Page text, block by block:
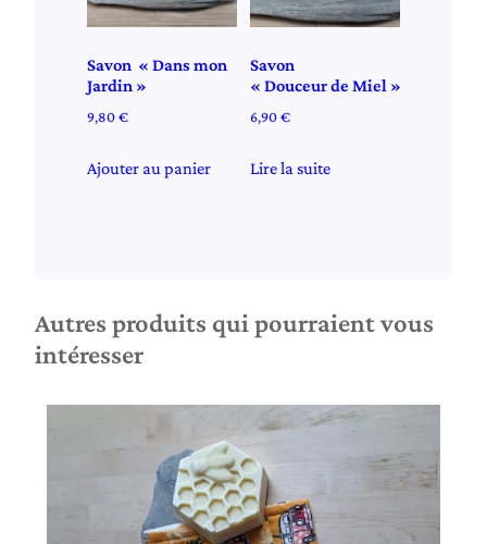
Savon « Dans mon
Jardin »
9,80€
Ajouter au panier
Savon
« Douceur de Miel »
6,90€
Lire la suite
Autres produits qui pourraient vous
intéresser